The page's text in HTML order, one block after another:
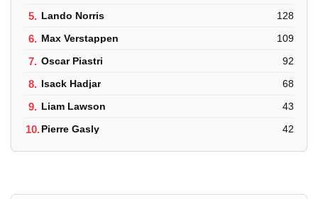
5. Lando Norris 128
6. Max Verstappen 109
7. Oscar Piastri 92
8. Isack Hadjar 68
9. Liam Lawson 43
10.Pierre Gasly 42